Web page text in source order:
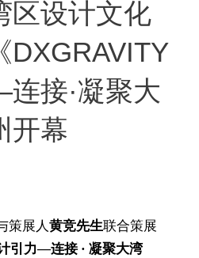
区设计文化
DXGRAVITY
接·凝聚大
开幕
策展人黄竞先生联合策展
引力—连接 · 凝聚大湾